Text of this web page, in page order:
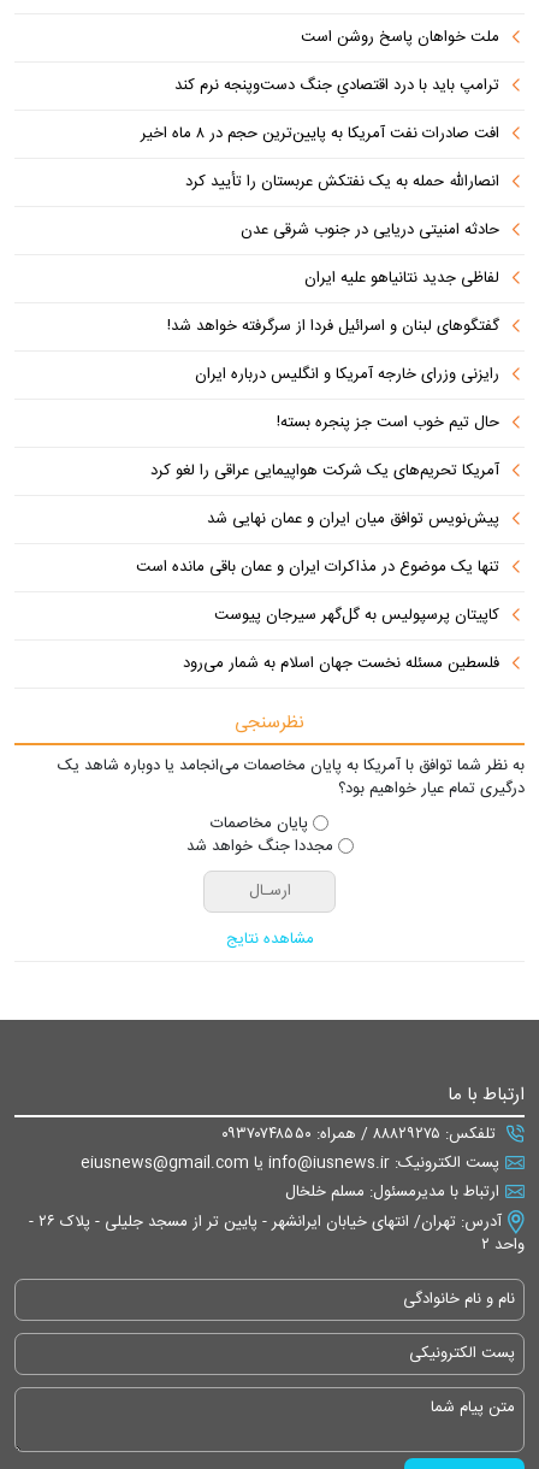
ملت خواهان پاسخ روشن است
ترامپ باید با درد اقتصادیِ جنگ دست‌و‌پنجه نرم کند
افت صادرات نفت آمریکا به پایین‌ترین حجم در ۸ ماه اخیر
انصارالله حمله به یک نفتکش عربستان را تأیید کرد
حادثه امنیتی دریایی در جنوب شرقی عدن
لفاظی جدید نتانیاهو علیه ایران
گفتگوهای لبنان و اسرائیل فردا از سرگرفته خواهد شد!
رایزنی وزرای خارجه آمریکا و انگلیس درباره ایران
حال تیم خوب است جز پنجره بسته!
آمریکا تحریم‌های یک شرکت هواپیمایی عراقی را لغو کرد
پیش‌نویس توافق میان ایران و عمان نهایی شد
تنها یک موضوع در مذاکرات ایران و عمان باقی مانده است
کاپیتان پرسپولیس به گل‌گهر سیرجان پیوست
فلسطین مسئله نخست جهان اسلام به شمار می‌رود
نظرسنجی
به نظر شما توافق با آمریکا به پایان مخاصمات می‌انجامد یا دوباره شاهد یک
درگیری تمام عیار خواهیم بود؟
پایان مخاصمات
مجددا جنگ خواهد شد
مشاهده نتایج
ارتباط با ما
تلفکس: ۸۸۸۲۹۲۷۵ / همراه: ۰۹۳۷۰۷۴۸۵۵۰
پست الکترونیک: info@iusnews.ir یا eiusnews@gmail.com
ارتباط با مدیرمسئول: مسلم خلخال
آدرس: تهران/ انتهای خیابان ایرانشهر - پایین تر از مسجد جلیلی - پلاک ۲۶ -
واحد ۲